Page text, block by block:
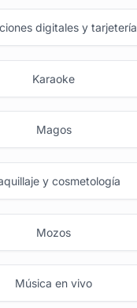
digitales y tarjetería
Karaoke
Magos
y cosmetología
Mozos
Música en vivo